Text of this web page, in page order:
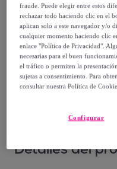
Envío gratis
Entrega: Entre el08/08
¿Cómo funciona?
Detalles del
fraude. Puede elegir entre estos
rechazar todo haciendo clic en el
aplican solo a este navegador y/o
cualquier momento haciendo clic
enlace "Política de Privacidad".
necesarias para el buen
el tráfico o permiten la
sujetas a consentimiento. Para
consultar nuestra Política de
Configurar